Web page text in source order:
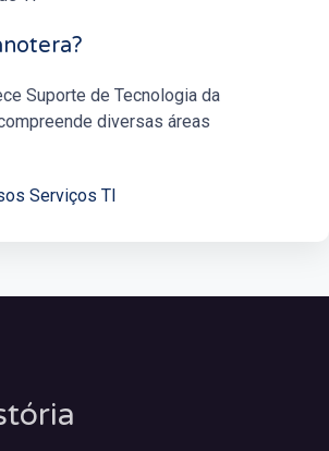
Suporte de Tecnologia da
diversas áreas
Serviços TI